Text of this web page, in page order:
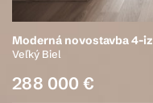
Moderná novostavba 4-
Veľký Biel
288 000 €